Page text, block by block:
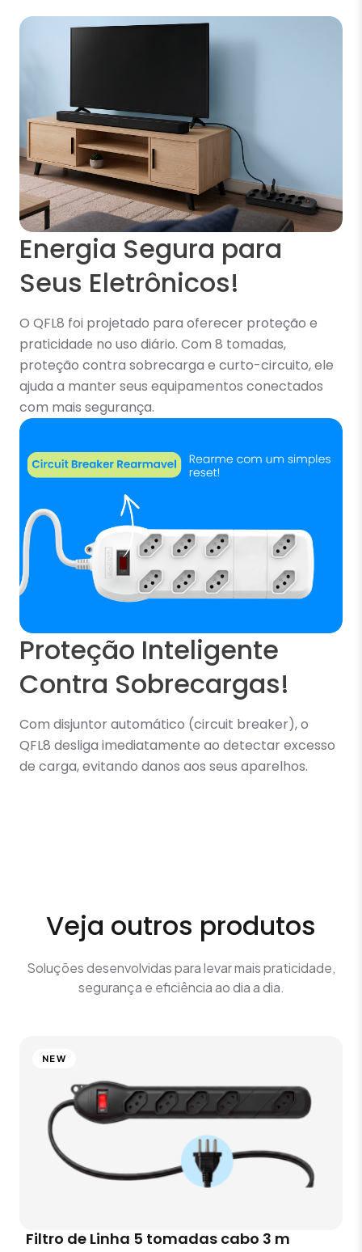
Energia Segura para
Seus Eletrônicos!
O QFL8 foi projetado para oferecer proteção e
praticidade no uso diário. Com 8 tomadas,
proteção contra sobrecarga e curto-circuito, ele
ajuda a manter seus equipamentos conectados
com mais segurança.
Proteção Inteligente
Contra Sobrecargas!
Com disjuntor automático (circuit breaker), o
QFL8 desliga imediatamente ao detectar excesso
de carga, evitando danos aos seus aparelhos.
Veja outros produtos
Soluções desenvolvidas para levar mais praticidade,
segurança e eficiência ao dia a dia.
NEW
Filtro de Linha 5 tomadas cabo 3 m